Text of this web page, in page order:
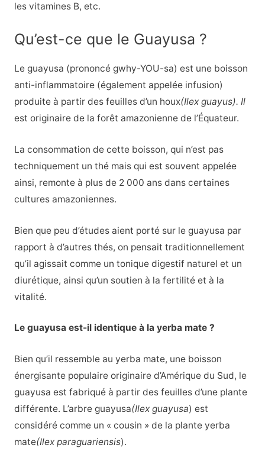
les vitamines B, etc.
Qu’est-ce que le Guayusa ?
Le guayusa (prononcé gwhy-YOU-sa) est une boisson
anti-inflammatoire (également appelée infusion)
produite à partir des feuilles d’un houx(Ilex guayus). Il
est originaire de la forêt amazonienne de l’Équateur.
La consommation de cette boisson, qui n’est pas
techniquement un thé mais qui est souvent appelée
ainsi, remonte à plus de 2 000 ans dans certaines
cultures amazoniennes.
Bien que peu d’études aient porté sur le guayusa par
rapport à d’autres thés, on pensait traditionnellement
qu’il agissait comme un tonique digestif naturel et un
diurétique, ainsi qu’un soutien à la fertilité et à la
vitalité.
Le guayusa est-il identique à la yerba mate ?
Bien qu’il ressemble au yerba mate, une boisson
énergisante populaire originaire d’Amérique du Sud, le
guayusa est fabriqué à partir des feuilles d’une plante
différente. L’arbre guayusa(Ilex guayusa) est
considéré comme un « cousin » de la plante yerba
mate(Ilex paraguariensis).